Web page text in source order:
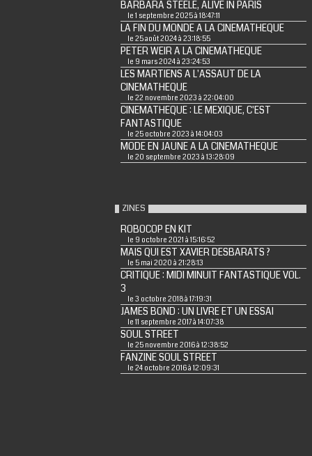
BARBARA STEELE, ALIVE IN PARIS
le 1 septembre 2025 à 18:47:11
LA FIN DU MONDE A LA CINEMATHEQUE
le 25 août 2024 à 23:18:55
PETER WEIR A LA CINEMATHEQUE
le 9 mars 2024 à 23:24:53
LES MARTIENS A L'ASSAUT DE LA
CINEMATHEQUE
le 22 novembre 2023 à 22:04:00
CINEMATHEQUE : LE MEXIQUE, C'EST
FANTASTIQUE
le 25 octobre 2023 à 14:04:03
MODE EN JAUNE A LA CINEMATHEQUE
le 20 septembre 2023 à 13:28:09
ZINES
ROBOCOP EN KIT
le 9 octobre 2021 à 15:16:52
MAIS QUI EST XAVIER DESBARATS ?
le 5 mai 2020 à 21:28:13
CRITIQUE : MIDI MINUIT FANTASTIQUE VOL.
3
le 3 octobre 2018 à 17:19:31
JAMES BOND : UN LIVRE ET UN ESSAI
le 11 septembre 2017 à 14:07:38
SOUL STREET
le 25 novembre 2016 à 12:38:52
FANZINE SOUL STREET
le 24 octobre 2016 à 12:09:31